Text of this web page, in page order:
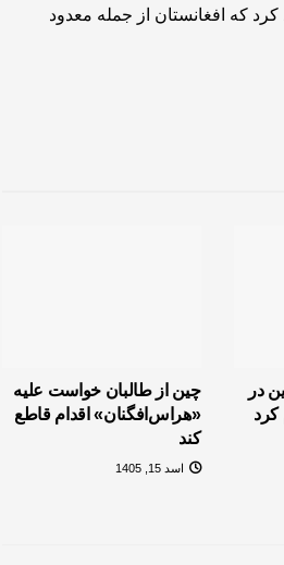
که افغانستان از جمله معدود
در
کرد
چین از طالبان خواست علیه
«هراس‌افگنان» اقدام قاطع
کند
اسد 15, 1405